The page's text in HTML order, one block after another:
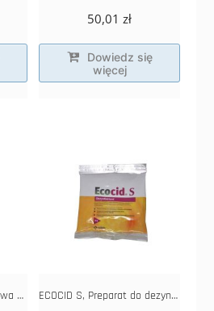
50,01zł
Dowiedz się
więcej
Krata odgrodowa metalowa – warszawska poszerzana ECOCID S, Preparat do dezynfekcji 50g